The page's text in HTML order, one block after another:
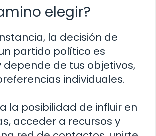
elegir?
la decisión de
partido político es
depende de tus objetivos,
individuales.
la posibilidad de influir en
acceder a recursos y